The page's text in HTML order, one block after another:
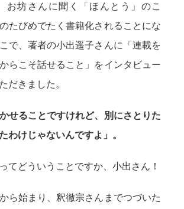
お坊さんに聞く「ほんとう」のこ
たびめでたく書籍化されることにな
で、著者の小出遥子さんに「連載を
らこそ話せること」をインタビュー
だきました。
せることですけれど、別にさとりた
わけじゃないんですよ」。
てどういうことですか、小出さん！
ら始まり、釈徹宗さんまでつづいた